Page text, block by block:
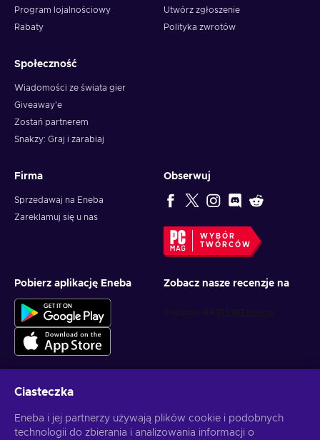
Program lojalnościowy
Rabaty
Utwórz zgłoszenie
Polityka zwrotów
Społeczność
Wiadomości ze świata gier
Giveaway'e
Zostań partnerem
Snakzy: Graj i zarabiaj
Firma
Sprzedawaj na Eneba
Zareklamuj się u nas
Obserwuj
WYBÓR
TWÓRCÓW
Pobierz aplikację Eneba Zobacz nasze recenzje na
Ciasteczka
Eneba i jej partnerzy używają plików cookie i podobnych
technologii do zbierania i analizowania informacji o